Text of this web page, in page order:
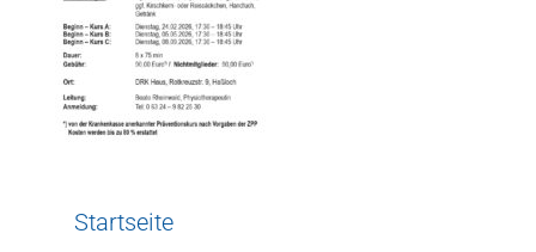
Startseite